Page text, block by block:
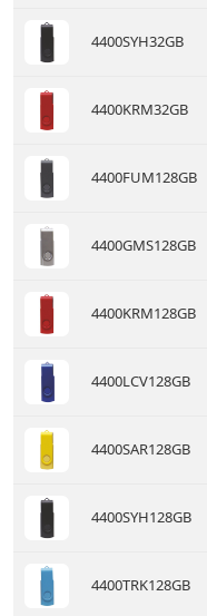
4400SYH32GB
4400KRM32GB
4400FUM128GB
4400GMS128GB
4400KRM128GB
4400LCV128GB
4400SAR128GB
4400SYH128GB
4400TRK128GB